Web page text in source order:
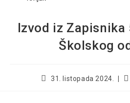
Izvod iz Zapisnika
Školskog
31. listopada 2024.